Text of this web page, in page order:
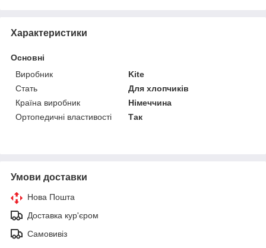
Характеристики
Основні
Виробник
Kite
Стать
Для хлопчиків
Країна виробник
Німеччина
Ортопедичні властивості
Так
Умови доставки
Нова Пошта
Доставка кур'єром
Самовивіз